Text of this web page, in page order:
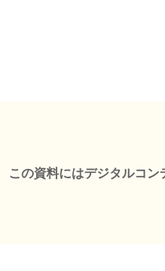
この資料にはデジタルコン